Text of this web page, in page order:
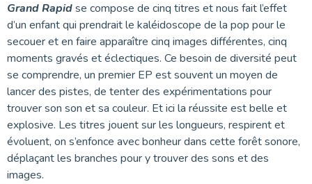
Grand Rapidse compose de cinq titres et nous fait l’effet
d’un enfant qui prendrait le kaléidoscope de la pop pour le
secouer et en faire apparaître cinq images différentes, cinq
moments gravés et éclectiques. Ce besoin de diversité peut
se comprendre, un premier EP est souvent un moyen de
lancer des pistes, de tenter des expérimentations pour
trouver son son et sa couleur. Et ici la réussite est belle et
explosive. Les titres jouent sur les longueurs, respirent et
évoluent, on s’enfonce avec bonheur dans cette forêt sonore,
déplaçant les branches pour y trouver des sons et des
images.